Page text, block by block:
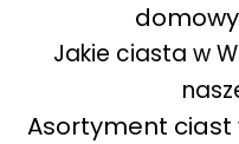
Jakie ciasta w
Asortyment ciast